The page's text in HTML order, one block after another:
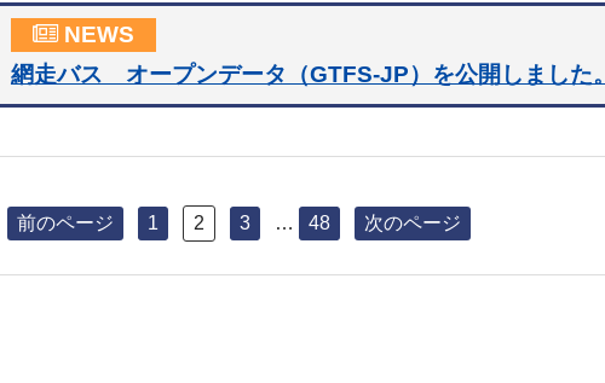
NEWS
網走バス オープンデータ（GTFS-JP）を公開しました。
稿前のページ
固
ペ
1
固
ペ
2
固
ペ
3 …
固
ペ
48 次のページ